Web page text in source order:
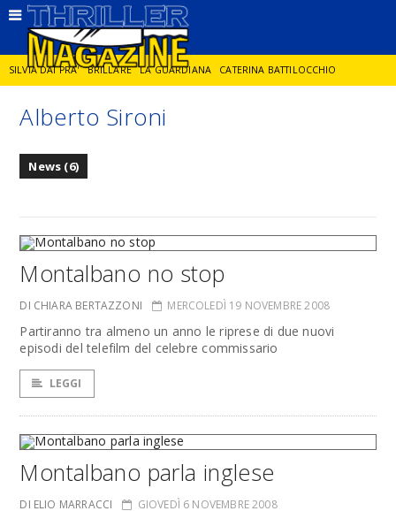
SILVIA DAI PRA' BRILLARE LA GUARDIANA CATERINA BATTILOCCHIO
JORGE DIAZ LA SPIA DELITTO IN CORNICE
Alberto Sironi
News (6)
Montalbano no stop
DI CHIARA BERTAZZONI MERCOLEDÌ 19 NOVEMBRE 2008
Partiranno tra almeno un anno le riprese di due nuovi
episodi del telefilm del celebre commissario
LEGGI
Montalbano parla inglese
DI ELIO MARRACCI GIOVEDÌ 6 NOVEMBRE 2008